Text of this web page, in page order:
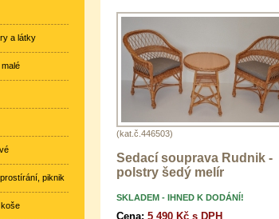
(kat.č.446503)
Sedací souprava Rudnik -
polstry šedý melír
SKLADEM - IHNED K DODÁNÍ!
Cena: 5 490 Kč s DPH
a látky
piknik